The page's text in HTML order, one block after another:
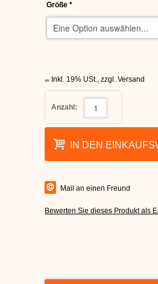
SUPRA SCHUHE
FALLEN
Größe *
Inkl. 19% USt., zzgl. Versand
Anzahl:
IN DEN
Mail an einen Freund
Bewerten Sie dieses Produkt als